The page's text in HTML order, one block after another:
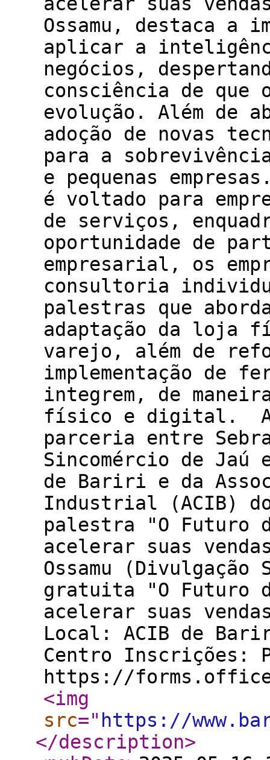
Ossamu, destaca a
aplicar a
negócios,
consciência de que
evolução. Além de
adoção de novas
para a
e pequenas
é voltado para
de serviços,
oportunidade de
empresarial, os
consultoria
palestras que
adaptação da loja
varejo, além de
implementação de
integrem, de
físico e digital. A
parceria entre
Sincomércio de
de Bariri e da
Industrial (ACIB)
palestra "O Futuro
acelerar suas
Ossamu (Divulgação
gratuita "O Futuro
acelerar suas
Local: ACIB de
Centro Inscrições:
https://
<img
src=" https://
</description>